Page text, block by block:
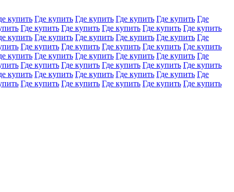
купить Где купить Где купить Где купить Где купить Где
Где купить Где купить Где купить Где купить Где купить
купить Где купить Где купить Где купить Где купить Где
Где купить Где купить Где купить Где купить Где купить
купить Где купить Где купить Где купить Где купить Где
Где купить Где купить Где купить Где купить Где купить
купить Где купить Где купить Где купить Где купить Где
Где купить Где купить Где купить Где купить Где купить